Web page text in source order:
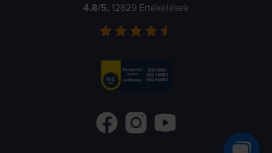
4.8/5, 12829 Értékelések